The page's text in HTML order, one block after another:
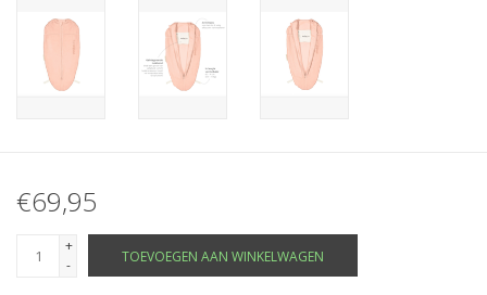
€69,95
+
-
TOEVOEGEN AAN WINKELWAGEN